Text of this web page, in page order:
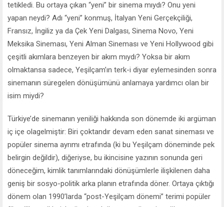
tetikledi. Bu ortaya çıkan “yeni” bir sinema mıydı? Onu yeni
yapan neydi? Adı “yeni” konmuş, İtalyan Yeni Gerçekçiliği,
Fransız, İngiliz ya da Çek Yeni Dalgası, Sinema Novo, Yeni
Meksika Sineması, Yeni Alman Sineması ve Yeni Hollywood gibi
çeşitli akımlara benzeyen bir akım mıydı? Yoksa bir akım
olmaktansa sadece, Yeşilçam’ın terk-i diyar eylemesinden sonra
sinemanın süregelen dönüşümünü anlamaya yardımcı olan bir
isim miydi?
Türkiye’de sinemanın yeniliği hakkında son dönemde iki argüman
iç içe olagelmiştir: Biri çoktandır devam eden sanat sineması ve
popüler sinema ayrımı etrafında (ki bu Yeşilçam döneminde pek
belirgin değildir), diğeriyse, bu ikincisine yazının sonunda geri
döneceğim, kimlik tanımlarındaki dönüşümlerle ilişkilenen daha
geniş bir sosyo-politik arka planın etrafında döner. Ortaya çıktığı
dönem olan 1990’larda “post-Yeşilçam dönemi” terimi popüler